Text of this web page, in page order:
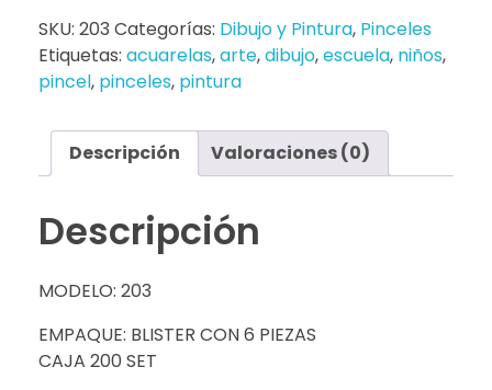
SKU: 203 Categorías: Dibujo y Pintura, Pinceles
Etiquetas: acuarelas,arte,dibujo,escuela, niños,
pincel, pinceles, pintura
Descripción Valoraciones (0)
Descripción
MODELO: 203
EMPAQUE: BLISTER CON 6 PIEZAS
CAJA 200 SET